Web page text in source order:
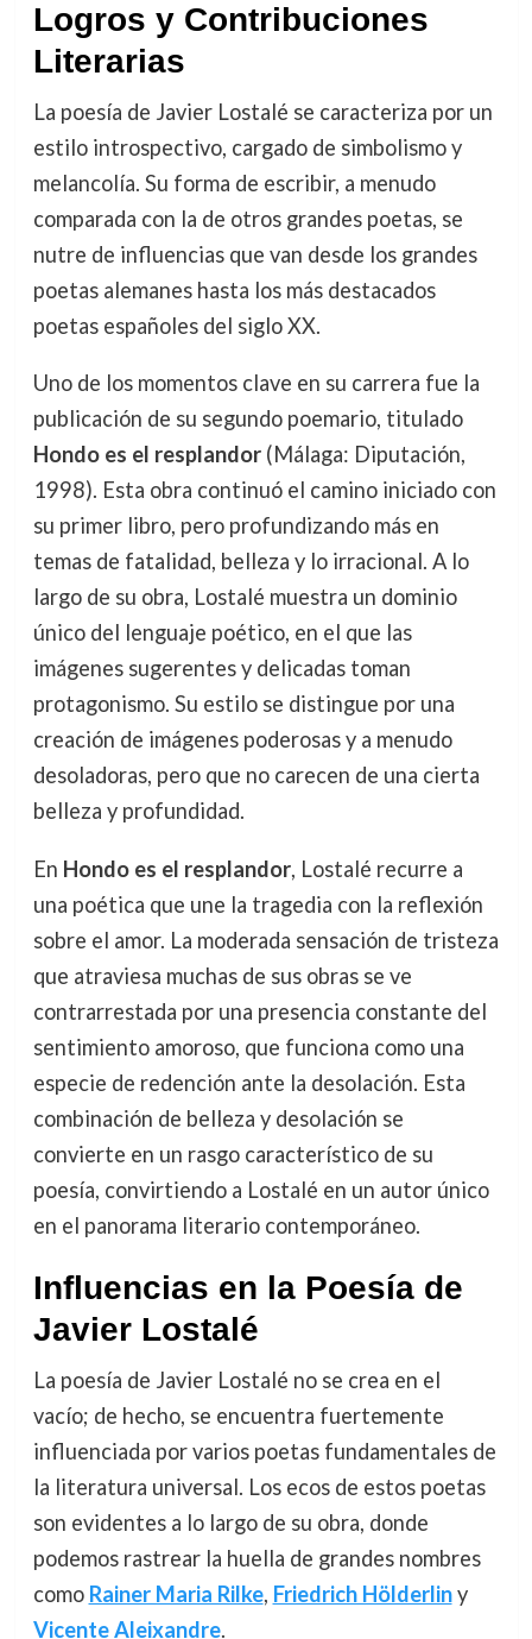
Logros y Contribuciones
Literarias
La poesía de Javier Lostalé se caracteriza por un
estilo introspectivo, cargado de simbolismo y
melancolía. Su forma de escribir, a menudo
comparada con la de otros grandes poetas, se
nutre de influencias que van desde los grandes
poetas alemanes hasta los más destacados
poetas españoles del siglo XX.
Uno de los momentos clave en su carrera fue la
publicación de su segundo poemario, titulado
Hondo es el resplandor(Málaga: Diputación,
1998). Esta obra continuó el camino iniciado con
su primer libro, pero profundizando más en
temas de fatalidad, belleza y lo irracional. A lo
largo de su obra, Lostalé muestra un dominio
único del lenguaje poético, en el que las
imágenes sugerentes y delicadas toman
protagonismo. Su estilo se distingue por una
creación de imágenes poderosas y a menudo
desoladoras, pero que no carecen de una cierta
belleza y profundidad.
En Hondo es el resplandor, Lostalé recurre a
una poética que une la tragedia con la reflexión
sobre el amor. La moderada sensación de tristeza
que atraviesa muchas de sus obras se ve
contrarrestada por una presencia constante del
sentimiento amoroso, que funciona como una
especie de redención ante la desolación. Esta
combinación de belleza y desolación se
convierte en un rasgo característico de su
poesía, convirtiendo a Lostalé en un autor único
en el panorama literario contemporáneo.
Influencias en la Poesía de
Javier Lostalé
La poesía de Javier Lostalé no se crea en el
vacío; de hecho, se encuentra fuertemente
influenciada por varios poetas fundamentales de
la literatura universal. Los ecos de estos poetas
son evidentes a lo largo de su obra, donde
podemos rastrear la huella de grandes nombres
como Rainer Maria Rilke, Friedrich Hölderliny
Vicente Aleixandre.